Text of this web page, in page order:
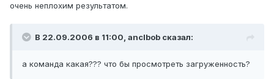
очень неплохим результатом.
В 22.09.2006 в 11:00, anclbob сказал:
а команда какая??? что бы просмотреть загруженность?